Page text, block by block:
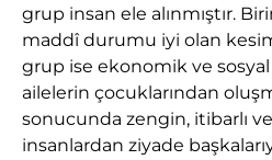
grup insan ele alınmıştır.
maddî durumu iyi olan
grup ise ekonomik ve
ailelerin çocuklarından
sonucunda zengin, itibarlı
insanlardan ziyade